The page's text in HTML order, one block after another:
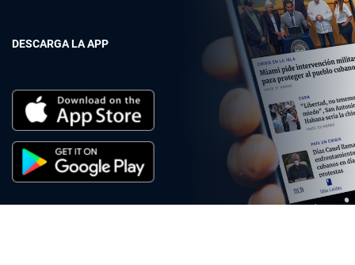
DESCARGA LA APP